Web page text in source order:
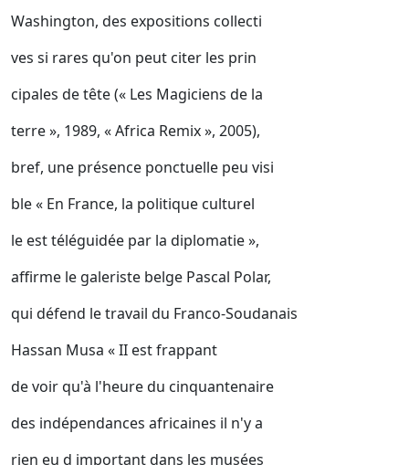
Washington, des expositions collecti
ves si rares qu'on peut citer les prin
cipales de tête (« Les Magiciens de la
terre », 1989, « Africa Remix », 2005),
bref, une présence ponctuelle peu visi
ble « En France, la politique culturel
le est téléguidée par la diplomatie »,
affirme le galeriste belge Pascal Polar,
qui défend le travail du Franco-Soudanais
Hassan Musa « II est frappant
de voir qu'à l'heure du cinquantenaire
des indépendances africaines il n'y a
rien eu d important dans les musées